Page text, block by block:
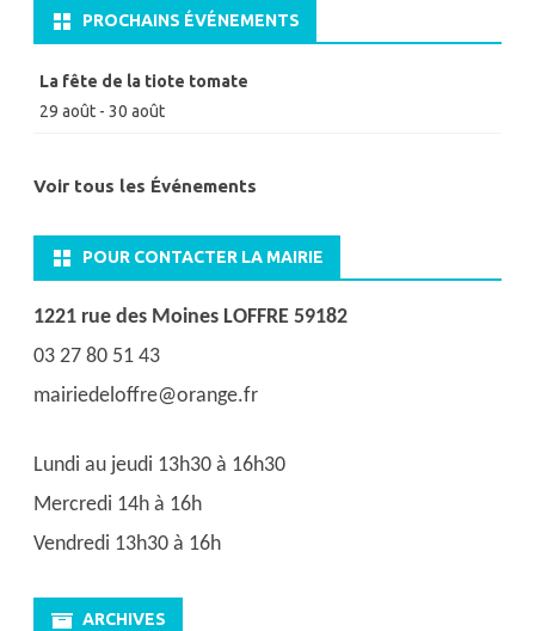
PROCHAINS ÉVÉNEMENTS
La fête de la tiote tomate
29 août - 30 août
Voir tous les Événements
POUR CONTACTER LA MAIRIE
1221 rue des Moines LOFFRE 59182
03 27 80 51 43
mairiedeloffre@orange.fr
Lundi au jeudi 13h30 à 16h30
Mercredi 14h à 16h
Vendredi 13h30 à 16h
ARCHIVES